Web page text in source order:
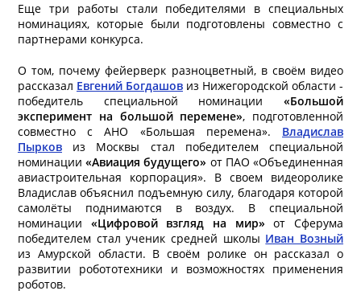
Еще три работы стали победителями в специальных
номинациях, которые были подготовлены совместно с
партнерами конкурса.
О том, почему фейерверк разноцветный, в своём видео
рассказал Евгений Богдашов из Нижегородской области -
победитель специальной номинации «Большой
эксперимент на большой перемене», подготовленной
совместно с АНО «Большая перемена». Владислав
Пырков из Москвы стал победителем специальной
номинации«Авиация будущего» от ПАО «Объединенная
авиастроительная корпорация». В своем видеоролике
Владислав объяснил подъемную силу, благодаря которой
самолёты поднимаются в воздух. В специальной
номинации «Цифровой взгляд на мир» от Сферума
победителем стал ученик средней школы Иван Возный
из Амурской области. В своём ролике он рассказал о
развитии робототехники и возможностях применения
роботов.